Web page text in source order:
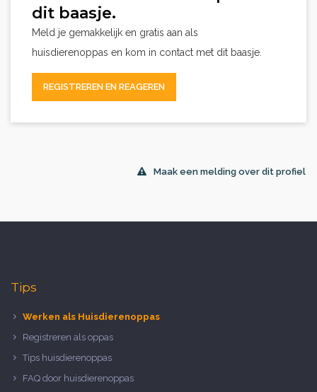
dit baasje.
Meld je gemakkelijk en gratis aan als
huisdierenoppas en kom in contact met dit baasje.
REGISTREREN EN REAGEREN
Maak een melding over dit profiel
Tips
Werken als Huisdierenoppas
Registreren als oppas
Tips huisdierenoppas
FAQ door huisdierenoppas